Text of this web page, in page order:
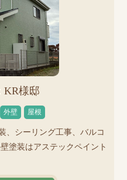
KR様邸
外壁 屋根
、シーリング工事、バルコ
塗装はアステックペイント